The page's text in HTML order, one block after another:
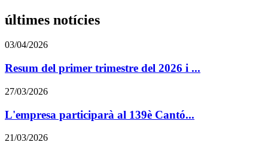
últimes notícies
03/04/2026
Resum del primer trimestre del 2026 i ...
27/03/2026
L'empresa participarà al 139è Cantó...
21/03/2026